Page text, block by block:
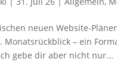
neuen Website-
​Monatsrückblick – ein
gebe dir aber nicht nur...